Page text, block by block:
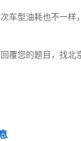
车型油耗也不一样
覆您的题目，找北